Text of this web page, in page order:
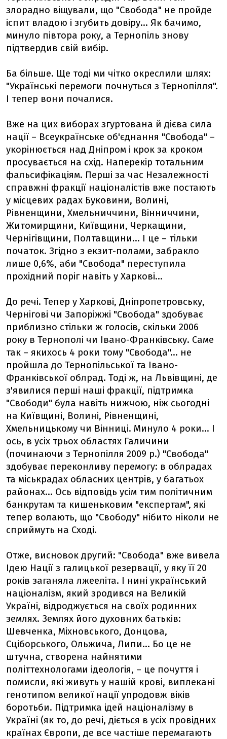
злорадно віщували, що "Свобода" не пройде
іспит владою і згубить довіру... Як бачимо,
минуло півтора року, а Тернопіль знову
підтвердив свій вибір.
Ба більше. Ще тоді ми чітко окреслили шлях:
"Українські перемоги почнуться з Тернопілля".
І тепер вони почалися.
Вже на цих виборах згуртована й дієва сила
нації – Всеукраїнське об'єднання "Свобода" –
укорінюється над Дніпром і крок за кроком
просувається на схід. Наперекір тотальним
фальсифікаціям. Перші за час Незалежності
справжні фракції націоналістів вже постають
у місцевих радах Буковини, Волині,
Рівненщини, Хмельниччини, Вінниччини,
Житомирщини, Київщини, Черкащини,
Чернігівщини, Полтавщини... І це – тільки
початок. Згідно з екзит-полами, забракло
лише 0,6%, аби "Свобода" переступила
прохідний поріг навіть у Харкові...
До речі. Тепер у Харкові, Дніпропетровську,
Чернігові чи Запоріжжі "Свобода" здобуває
приблизно стільки ж голосів, скільки 2006
року в Тернополі чи Івано-Франківську. Саме
так – якихось 4 роки тому "Свобода"... не
пройшла до Тернопільської та Івано-
Франківської облрад. Тоді ж, на Львівщині, де
з'явилися перші наші фракції, підтримка
"Свободи" була навіть нижчою, ніж сьогодні
на Київщині, Волині, Рівненщині,
Хмельницькому чи Вінниці. Минуло 4 роки... І
ось, в усіх трьох областях Галичини
(починаючи з Тернопілля 2009 р.) "Свобода"
здобуває переконливу перемогу: в облрадах
та міськрадах обласних центрів, у багатьох
районах... Ось відповідь усім тим політичним
банкрутам та кишеньковим "експертам", які
тепер волають, що "Свободу" нібито ніколи не
сприймуть на Сході.
Отже, висновок другий: "Свобода" вже вивела
Ідею Нації з галицької резервації, у яку її 20
років заганяла лжееліта. І нині український
націоналізм, який зродився на Великій
Україні, відроджується на своїх родинних
землях. Землях його духовних батьків:
Шевченка, Міхновського, Донцова,
Сціборського, Ольжича, Липи... Бо це не
штучна, створена найнятими
політтехнологами ідеологія, – це почуття і
помисли, які живуть у нашій крові, виплекані
генотипом великої нації упродовж віків
боротьби. Підтримка ідей націоналізму в
Україні (як то, до речі, діється в усіх провідних
країнах Європи, де все частіше перемагають